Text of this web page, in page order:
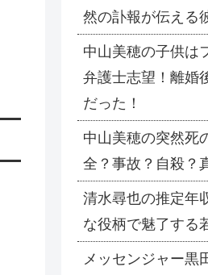
然の訃報が伝える
中山美穂の子供は
弁護士志望！離婚
だった！
中山美穂の突然死
全？事故？自殺？
清水尋也の推定年
な役柄で魅了する
メッセンジャー黒